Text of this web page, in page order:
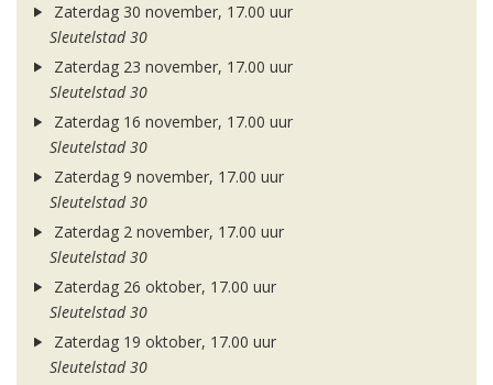
Zaterdag 30 november, 17.00 uur
Sleutelstad 30
Zaterdag 23 november, 17.00 uur
Sleutelstad 30
Zaterdag 16 november, 17.00 uur
Sleutelstad 30
Zaterdag 9 november, 17.00 uur
Sleutelstad 30
Zaterdag 2 november, 17.00 uur
Sleutelstad 30
Zaterdag 26 oktober, 17.00 uur
Sleutelstad 30
Zaterdag 19 oktober, 17.00 uur
Sleutelstad 30